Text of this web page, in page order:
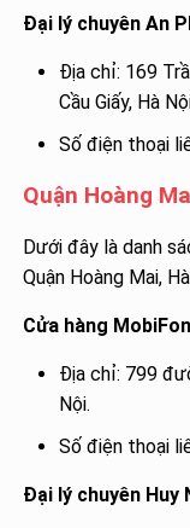
Đại lý chuyên An
Địa chỉ: 169
Cầu Giấy, Hà
Số điện thoại
Quận Hoàng
Dưới đây là danh
Quận Hoàng Mai,
Cửa hàng
Địa chỉ: 799
Nội.
Số điện thoại
Đại lý chuyên Huy